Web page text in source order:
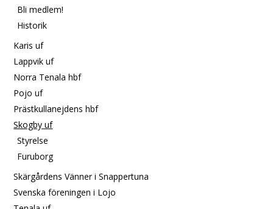
Bli medlem!
Historik
Karis uf
Lappvik uf
Norra Tenala hbf
Pojo uf
Prästkullanejdens hbf
Skogby uf
Styrelse
Furuborg
Skärgårdens Vänner i Snappertuna
Svenska föreningen i Lojo